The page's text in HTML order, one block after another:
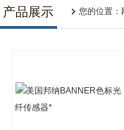
产品展示 您的位置：